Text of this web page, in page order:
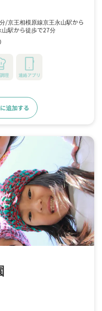
京王相模原線京王永山駅から
駅から徒歩で27分
理 連絡アプリ
追加する